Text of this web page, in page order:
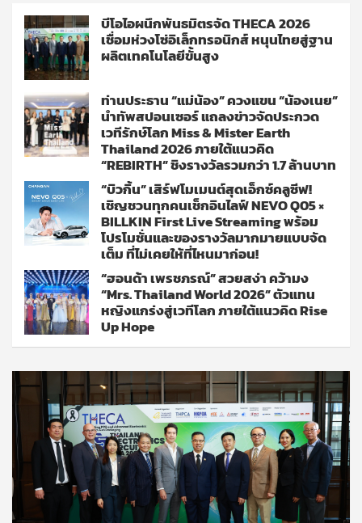
บีโอไอผนึกพันธมิตรจัด THECA 2026
เชื่อมห่วงโซ่อิเล็กทรอนิกส์ หนุนไทยสู่ฐาน
ผลิตเทคโนโลยีขั้นสูง
ท่านประธาน “แม่น้อง” ควงแขน “น้องเนย”
นำทัพสปอนเซอร์ แถลงข่าวจัดประกวด
เวทีรักษ์โลก Miss & Mister Earth
Thailand 2026 ภายใต้แนวคิด
“REBIRTH” ชิงรางวัลรวมกว่า 1.7 ล้านบาท
“บิวกิ้น” เสิร์ฟโมเมนต์สุดเอ็กซ์คลูซีฟ!
เชิญชวนทุกคนเช็กอินไลฟ์ NEVO Q05 ×
BILLKIN First Live Streaming พร้อม
โปรโมชั่นและของรางวัลมากมายแบบจัด
เต็ม ที่ไม่เคยให้ที่ไหนมาก่อน!
“ฮอนด้า เพรชภรณ์” สวยสง่า คว้ามง
“Mrs. Thailand World 2026” ตัวแทน
หญิงแกร่งสู่เวทีโลก ภายใต้แนวคิด Rise
Up Hope